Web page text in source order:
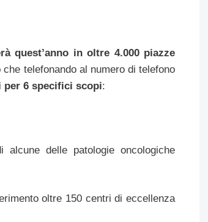
quest’anno in oltre 4.000 piazze
telefonando al numero di telefono
6 specifici scopi:
delle patologie oncologiche
oltre 150 centri di eccellenza